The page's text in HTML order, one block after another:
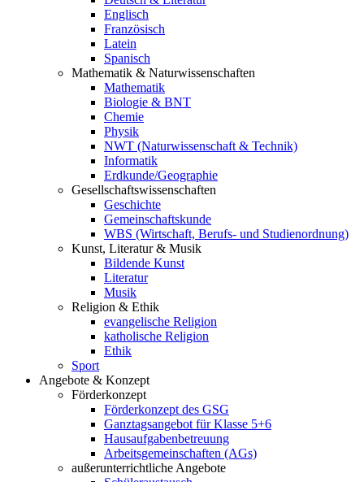
Englisch
Französisch
Latein
Spanisch
Mathematik & Naturwissenschaften
Mathematik
Biologie & BNT
Chemie
Physik
NWT (Naturwissenschaft & Technik)
Informatik
Erdkunde/Geographie
Gesellschaftswissenschaften
Geschichte
Gemeinschaftskunde
WBS (Wirtschaft, Berufs- und Studienordnung)
Kunst, Literatur & Musik
Bildende Kunst
Literatur
Musik
Religion & Ethik
evangelische Religion
katholische Religion
Ethik
Sport
Angebote & Konzept
Förderkonzept
Förderkonzept des GSG
Ganztagsangebot für Klasse 5+6
Hausaufgabenbetreuung
Arbeitsgemeinschaften (AGs)
außerunterrichtliche Angebote